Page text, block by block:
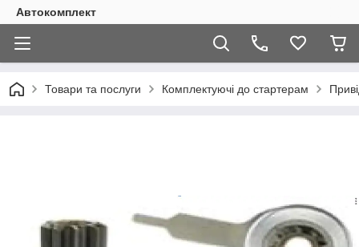
Автокомплект
Товари та послуги Комплектуючі до стартерам